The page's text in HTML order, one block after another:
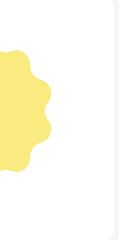
красный (ТС5/ГК2)